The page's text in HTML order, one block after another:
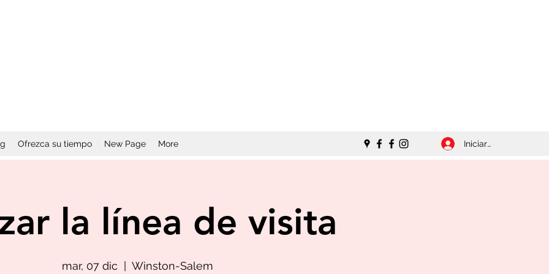
Ofrezca su tiempo New Page More Iniciar sesión
la línea de visita
mar, 07 dic Winston-Salem